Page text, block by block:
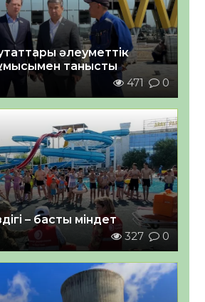
әлеуметтік
танысты
471 0
– басты міндет
327 0